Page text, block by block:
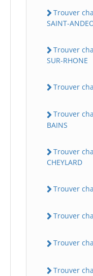
Trouver
SAINT-
Trouver
SUR-RHONE
Trouver
Trouver
BAINS
Trouver
CHEYLARD
Trouver
Trouver
Trouver
Trouver